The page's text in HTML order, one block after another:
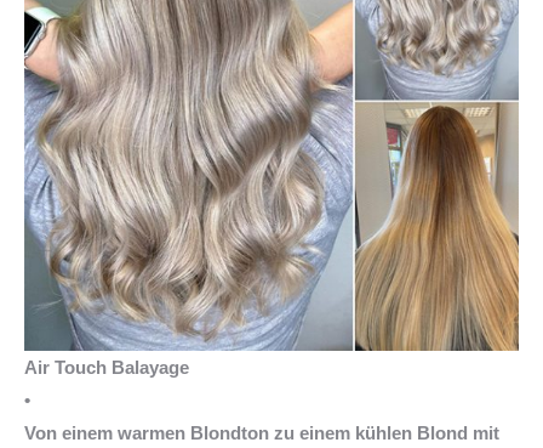
Air Touch Balayage
•
Von einem warmen Blondton zu einem kühlen Blond mit